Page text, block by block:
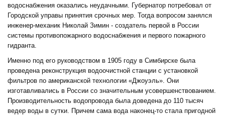
водоснабжения оказались неудачными. Губернатор потребовал от
Городской управы принятия срочных мер. Тогда вопросом занялся
инженер-механик Николай Зимин - создатель первой в России
системы противопожарного водоснабжения и первого пожарного
гидранта.
Именно под его руководством в 1905 году в Симбирске была
проведена реконструкция водоочистной станции с установкой
фильтров по американской технологии «Джоуэль». Они
изготавливались в России со значительным усовершенствованием.
Производительность водопровода была доведена до 110 тысяч
ведер воды в сутки. Причем сама вода наконец-то стала пригодной